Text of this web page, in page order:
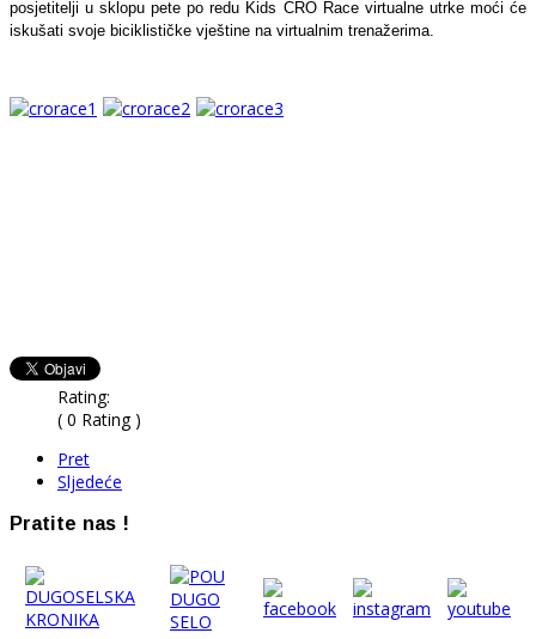
posjetitelji u sklopu pete po redu Kids CRO Race virtualne utrke moći će
iskušati svoje biciklističke vještine na virtualnim trenažerima.
Rating:
( 0 Rating )
Pret
Sljedeće
Pratite nas !